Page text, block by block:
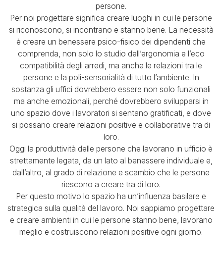
persone.
Per noi progettare significa creare luoghi in cui le persone
si riconoscono, si incontrano e stanno bene. La necessità
è creare un benessere psico-fisico dei dipendenti che
comprenda, non solo lo studio dell’ergonomia e l’eco
compatibilità degli arredi, ma anche le relazioni tra le
persone e la poli-sensorialità di tutto l’ambiente. In
sostanza gli uffici dovrebbero essere non solo funzionali
ma anche emozionali, perché dovrebbero svilupparsi in
uno spazio dove i lavoratori si sentano gratificati, e dove
si possano creare relazioni positive e collaborative tra di
loro.
Oggi la produttività delle persone che lavorano in ufficio è
strettamente legata, da un lato al benessere individuale e,
dall’altro, al grado di relazione e scambio che le persone
riescono a creare tra di loro.
Per questo motivo lo spazio ha un’influenza basilare e
strategica sulla qualità del lavoro. Noi sappiamo progettare
e creare ambienti in cui le persone stanno bene, lavorano
meglio e costruiscono relazioni positive ogni giorno.